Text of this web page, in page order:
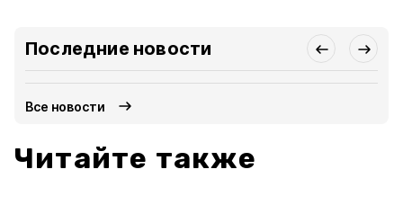
Последние новости
Все новости
Читайте также